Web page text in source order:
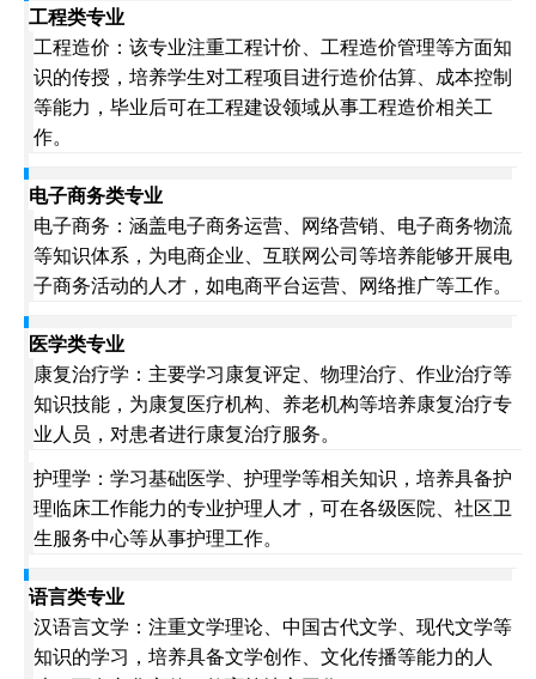
工程类专业
工程造价：该专业注重工程计价、工程造价管理等方面知
识的传授，培养学生对工程项目进行造价估算、成本控制
等能力，毕业后可在工程建设领域从事工程造价相关工
作。
电子商务类专业
电子商务：涵盖电子商务运营、网络营销、电子商务物流
等知识体系，为电商企业、互联网公司等培养能够开展电
子商务活动的人才，如电商平台运营、网络推广等工作。
医学类专业
康复治疗学：主要学习康复评定、物理治疗、作业治疗等
知识技能，为康复医疗机构、养老机构等培养康复治疗专
业人员，对患者进行康复治疗服务。
护理学：学习基础医学、护理学等相关知识，培养具备护
理临床工作能力的专业护理人才，可在各级医院、社区卫
生服务中心等从事护理工作。
语言类专业
汉语言文学：注重文学理论、中国古代文学、现代文学等
知识的学习，培养具备文学创作、文化传播等能力的人